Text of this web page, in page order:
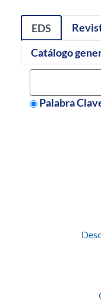
EDS
Catálogo
Palabra